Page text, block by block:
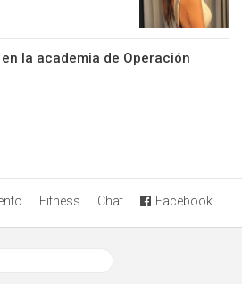
la academia de Operación
Fitness Chat Facebook